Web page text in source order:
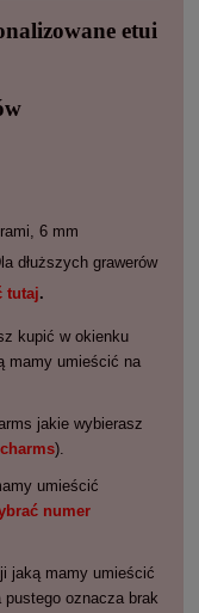
etui
6 mm
dłuższych grawerów
tutaj.
kupić w okienku
mamy umieścić na
jakie wybierasz
).
umieścić
numer
jaką mamy umieścić
oznacza brak